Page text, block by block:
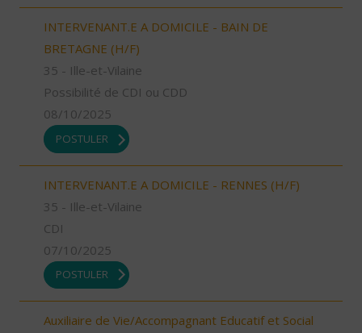
INTERVENANT.E A DOMICILE - BAIN DE
BRETAGNE (H/F)
35 - Ille-et-Vilaine
Possibilité de CDI ou CDD
08/10/2025
POSTULER
INTERVENANT.E A DOMICILE - RENNES (H/F)
35 - Ille-et-Vilaine
CDI
07/10/2025
POSTULER
Auxiliaire de Vie/Accompagnant Educatif et Social